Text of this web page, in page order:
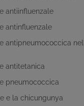
antiinfluenzale
antinfluenzale
antipneumococcica
antitetanica
pneumococcica
e la chicungunya